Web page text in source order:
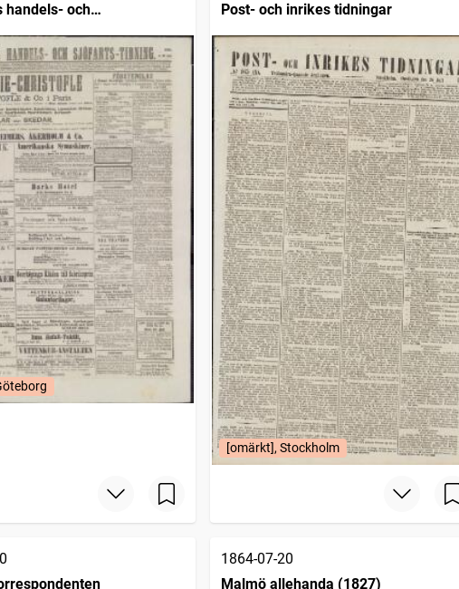
handels- och
(1832)
Post- och inrikes tidningar
[omärkt], Stockholm
1864-07-20
Malmö allehanda (1827)